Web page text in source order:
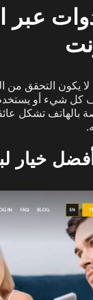
يكون التحقق من
كل شيء أو
بالهاتف تشكل